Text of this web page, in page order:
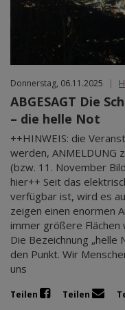
Donnerstag, 06.11.2025 |
ABGESAGT Die
– die helle Not
++HINWEIS: die
werden, ANMELDUNG
(bzw. 11. November
hier++ Seit das
verfügbar ist, wird es
zeigen einen enormen
immer größere
Die Bezeichnung
den Punkt. Wir
uns
Teilen Teilen